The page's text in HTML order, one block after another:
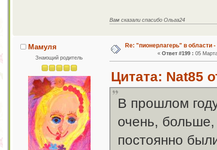
Вам сказали спасибо Ольга24
Мамуля
Знающий родитель
Re: "пионерлагерь" в области -
« Ответ #199 : 05
Цитата: Nat85
В прошлом
очень,
постоянно